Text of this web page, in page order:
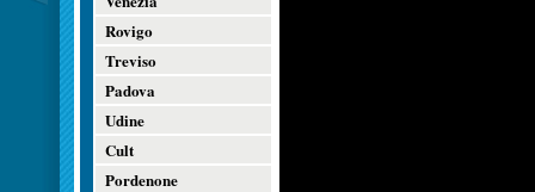
Rovigo
Treviso
Padova
Udine
Cult
Pordenone